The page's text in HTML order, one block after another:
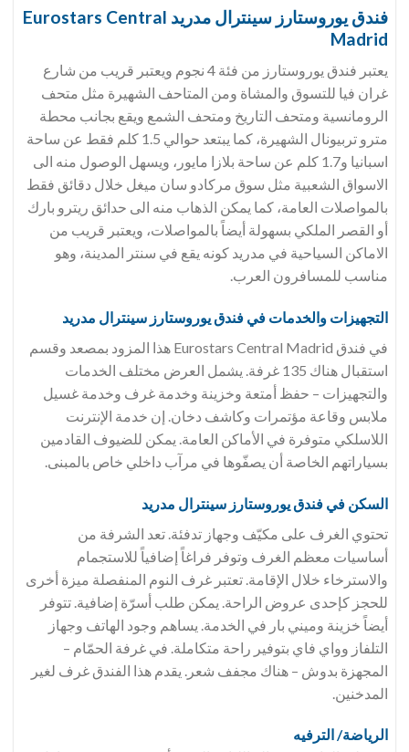
فندق يوروستارز سينترال مدريد Eurostars Central
Madrid
يعتبر فندق يوروستارز من فئة 4 نجوم ويعتبر قريب من شارع
غران فيا للتسوق والمشاة ومن المتاحف الشهيرة مثل متحف
الرومانسية ومتحف التاريخ ومتحف الشمع ويقع بجانب محطة
مترو تربيونال الشهيرة، كما يبتعد حوالي 1.5 كلم فقط عن ساحة
اسبانيا و1.7 كلم عن ساحة بلازا مايور، ويسهل الوصول منه الى
الاسواق الشعبية مثل سوق مركادو سان ميغل خلال دقائق فقط
بالمواصلات العامة، كما يمكن الذهاب منه الى حدائق ريترو بارك
أو القصر الملكي بسهولة أيضاً بالمواصلات، ويعتبر قريب من
الاماكن السياحية في مدريد كونه يقع في سنتر المدينة، وهو
مناسب للمسافرون العرب.
التجهيزات والخدمات في فندق يوروستارز سينترال مدريد
في فندق Eurostars Central Madrid هذا المزود بمصعد وقسم
استقبال هناك 135 غرفة. يشمل العرض مختلف الخدمات
والتجهيزات – حفظ أمتعة وخزينة وخدمة غرف وخدمة غسيل
ملابس وقاعة مؤتمرات وكاشف دخان. إن خدمة الإنترنت
اللاسلكي متوفرة في الأماكن العامة. يمكن للضيوف القادمين
بسياراتهم الخاصة أن يصفّوها في مرآب داخلي خاص بالمبنى.
السكن في فندق يوروستارز سينترال مدريد
تحتوي الغرف على مكيّف وجهاز تدفئة. تعد الشرفة من
أساسيات معظم الغرف وتوفر فراغاً إضافياً للاستجمام
والاسترخاء خلال الإقامة. تعتبر غرف النوم المنفصلة ميزة أخرى
للحجز كإحدى عروض الراحة. يمكن طلب أسرّة إضافية. تتوفر
أيضاً خزينة وميني بار في الخدمة. يساهم وجود الهاتف وجهاز
التلفاز وواي فاي بتوفير راحة متكاملة. في غرفة الحمّام –
المجهزة بدوش – هناك مجفف شعر. يقدم هذا الفندق غرف لغير
المدخنين.
الرياضة/ الترفيه